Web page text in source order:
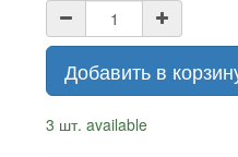
Добавить в
3 шт. available